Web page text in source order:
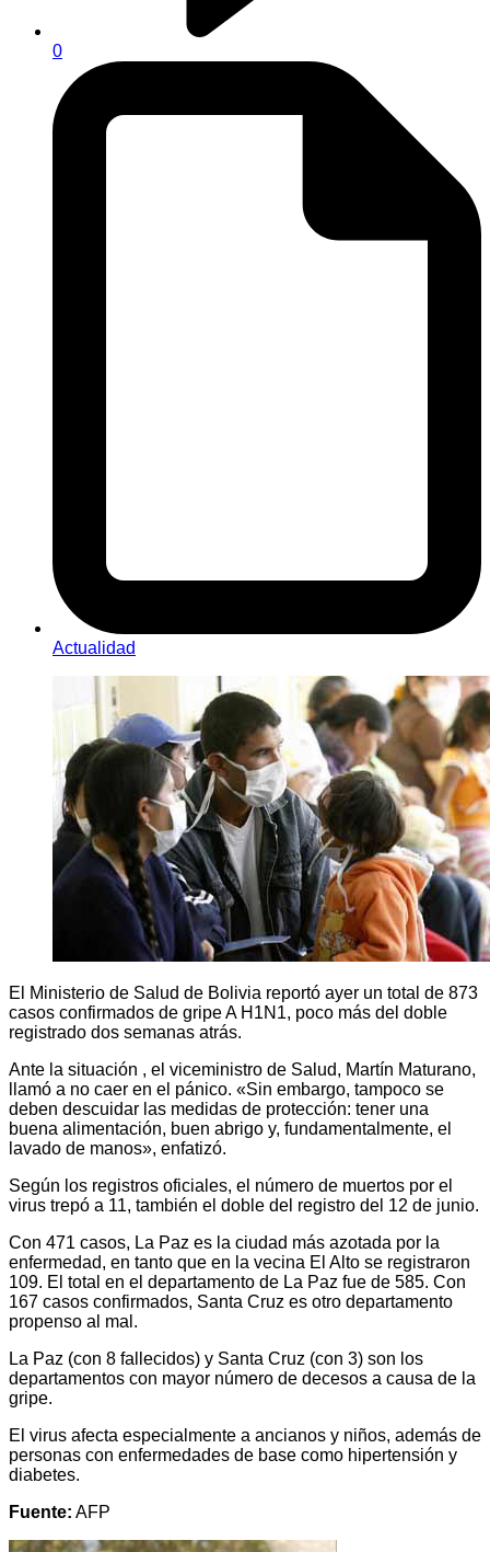
0
Actualidad
El Ministerio de Salud de Bolivia reportó ayer un total de 873
casos confirmados de gripe A H1N1, poco más del doble
registrado dos semanas atrás.
Ante la situación , el viceministro de Salud, Martín Maturano,
llamó a no caer en el pánico. «Sin embargo, tampoco se
deben descuidar las medidas de protección: tener una
buena alimentación, buen abrigo y, fundamentalmente, el
lavado de manos», enfatizó.
Según los registros oficiales, el número de muertos por el
virus trepó a 11, también el doble del registro del 12 de junio.
Con 471 casos, La Paz es la ciudad más azotada por la
enfermedad, en tanto que en la vecina El Alto se registraron
109. El total en el departamento de La Paz fue de 585. Con
167 casos confirmados, Santa Cruz es otro departamento
propenso al mal.
La Paz (con 8 fallecidos) y Santa Cruz (con 3) son los
departamentos con mayor número de decesos a causa de la
gripe.
El virus afecta especialmente a ancianos y niños, además de
personas con enfermedades de base como hipertensión y
diabetes.
Fuente: AFP